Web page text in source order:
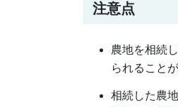
注意点
農地を相続
られること
相続した農